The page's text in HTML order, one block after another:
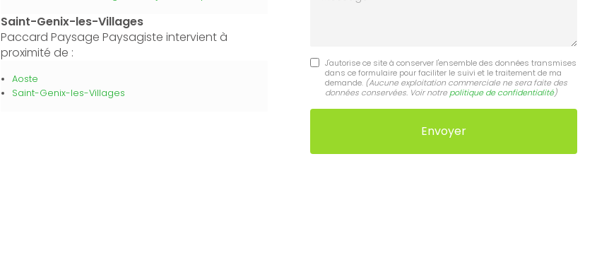
Saint-Genix-les-Villages
Paccard Paysage Paysagiste intervient à
proximité de :
Aoste
Saint-Genix-les-Villages
J'autorise ce site à conserver l'ensemble des données transmises
dans ce formulaire pour faciliter le suivi et le traitement de ma
demande. (Aucune exploitation commerciale ne sera faite des
données conservées. Voir notre politique de confidentialité)